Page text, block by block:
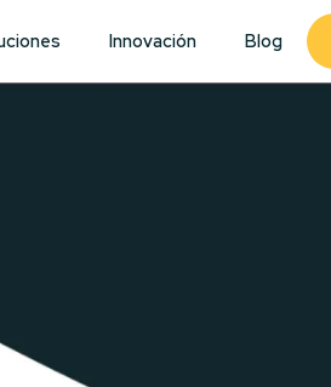
Innovación Blog